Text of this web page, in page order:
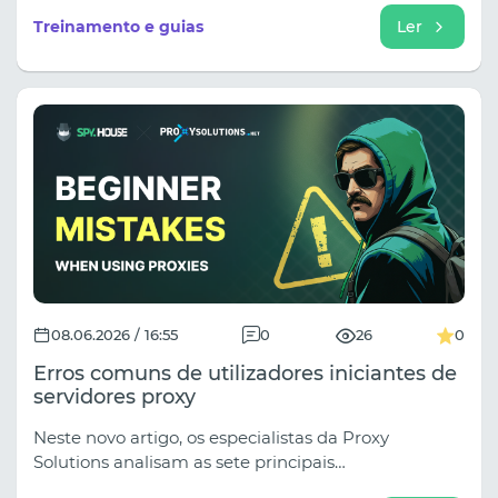
Se estiver a analisar apenas os criativos da
concorrência e a ignorar a validação geográfica,
estará a tomar decisões de compra de media com
base em dados incompletos. No nosso guia mais
recente, detalhamos o fluxo de trabalho ideal para a
pesquisa de anúncios utilizando o Spy.house para
descoberta e o Squid Proxies para validação
geográfica em tempo real.
Treinamento e guias Ler
08.06.2026 / 16:55 0 26 0
Erros comuns de utilizadores iniciantes de
servidores proxy
Neste novo artigo, os especialistas da Proxy
Solutions analisam as sete principais